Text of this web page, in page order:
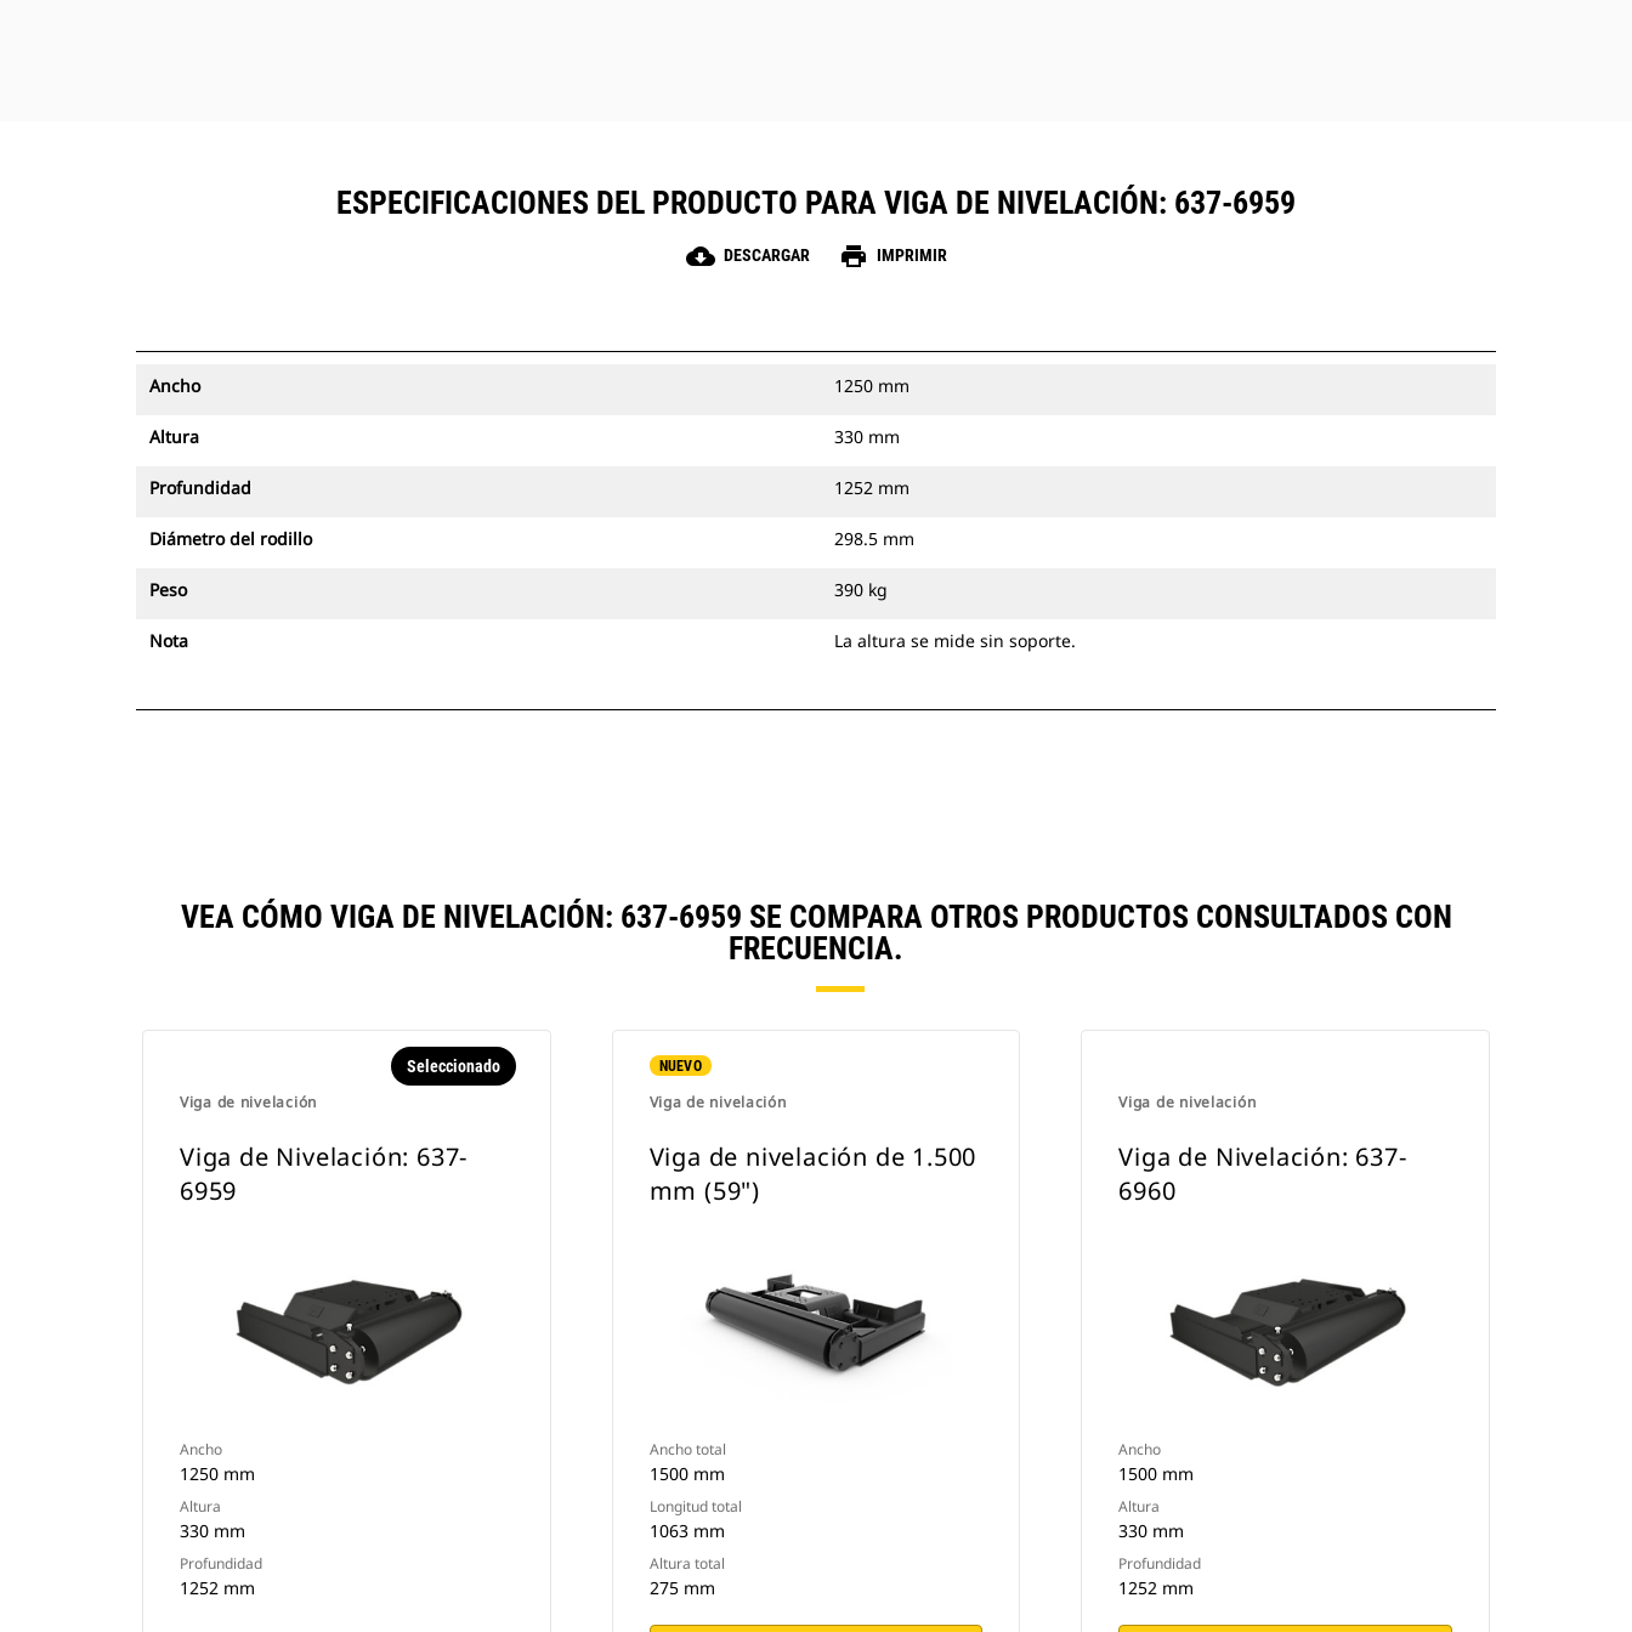
configuraciones de los accesorios
fáciles de usar.
El modelo PL161 se integra
ofrecer una administración total de
la flota de máquinas y accesorios
desde el panel en un teléfono
inteligente o tableta, donde es
ESPECIFICACIONES DEL PRODUCTO PARA VIGA DE NIVELACIÓN: 637-6959
cloud_download DESCARGAR print IMPRIMIR
Ancho 1250 mm
Altura 330 mm
Profundidad 1252 mm
Diámetro del rodillo 298.5 mm
Peso 390 kg
Nota La altura se mide sin soporte.
VEA CÓMO VIGA DE NIVELACIÓN: 637-6959 SE COMPARA OTROS PRODUCTOS CONSULTADOS CON
FRECUENCIA.
Viga de nivelación
Seleccionado
Viga de Nivelación: 637-
6959
Ancho
1250 mm
Altura
330 mm
Profundidad
1252 mm
NUEVO
Viga de nivelación
Viga de nivelación de 1.500
mm (59")
Ancho total
1500 mm
Longitud total
1063 mm
Altura total
275 mm
Viga de nivelación
Viga de Nivelación: 637-
6960
Ancho
1500 mm
Altura
330 mm
Profundidad
1252 mm